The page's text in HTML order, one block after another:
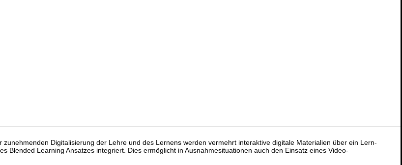
Digitalisierung der Lehre und des Lernens werden vermehrt interaktive digitale Materialien über ein Lern-
Blended Learning Ansatzes integriert. Dies ermöglicht in Ausnahmesituationen auch den Einsatz eines Video-